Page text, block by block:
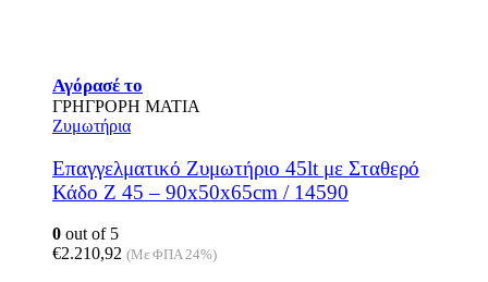
Αγόρασέ το
ΓΡΗΓΡΟΡΗ ΜΑΤΙΑ
Ζυμωτήρια
Επαγγελματικό Ζυμωτήριο 45lt με Σταθερό
Κάδο Z 45 – 90x50x65cm / 14590
0 out of 5
€2.210,92 (Με ΦΠΑ 24%)